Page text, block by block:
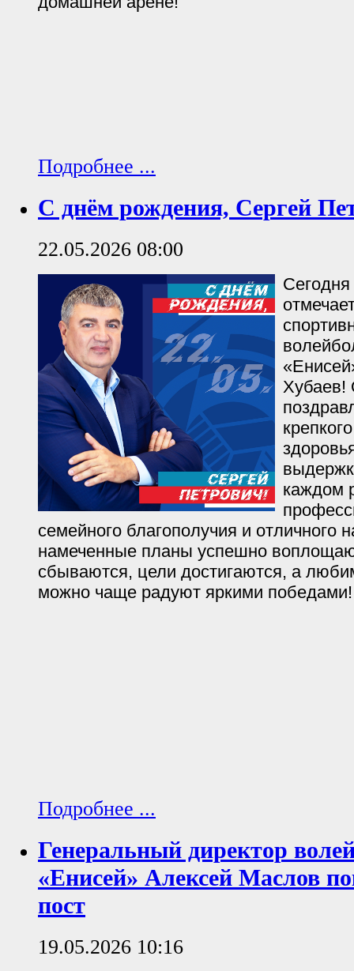
Подробнее ...
С днём рождения, Сергей
22.05.2026 08:00
Хубаев!
каждом
семейного благополучия и отличного
намеченные планы успешно
сбываются, цели достигаются, а
можно чаще радуют яркими победами!
Подробнее ...
Генеральный директор
«Енисей» Алексей Маслов
пост
19.05.2026 10:16